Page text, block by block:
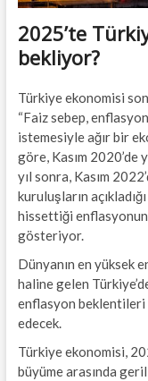
2025’te
bekliyor?
Türkiye ekonomisi son
“Faiz sebep,
istemesiyle ağır bir
göre, Kasım
yıl sonra, Kasım
kuruluşların
hissettiği enflasyonun
gösteriyor.
Dünyanın en yüksek
haline gelen
enflasyon beklentileri
edecek.
Türkiye ekonomisi,
büyüme arasında